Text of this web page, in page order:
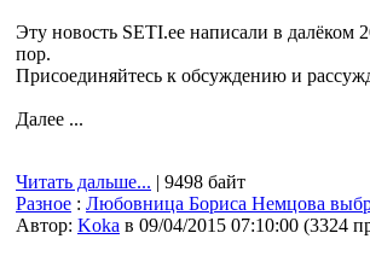
Эту новость SETI.ee написали в далёком
пор.
Присоединяйтесь к обсуждению и
Далее ...
Читать дальше... | 9498 байт
Разное : Любовница Бориса Немцова
Автор: Koka в 09/04/2015 07:10:00 (3324